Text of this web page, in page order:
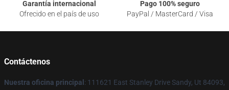
Garantía internacional
Ofrecido en el país de uso
Pago 100% seguro
PayPal / MasterCard / Visa
Contáctenos
Nuestra oficina principal : 111621 East Stanley Drive Sandy, Ut 84093,